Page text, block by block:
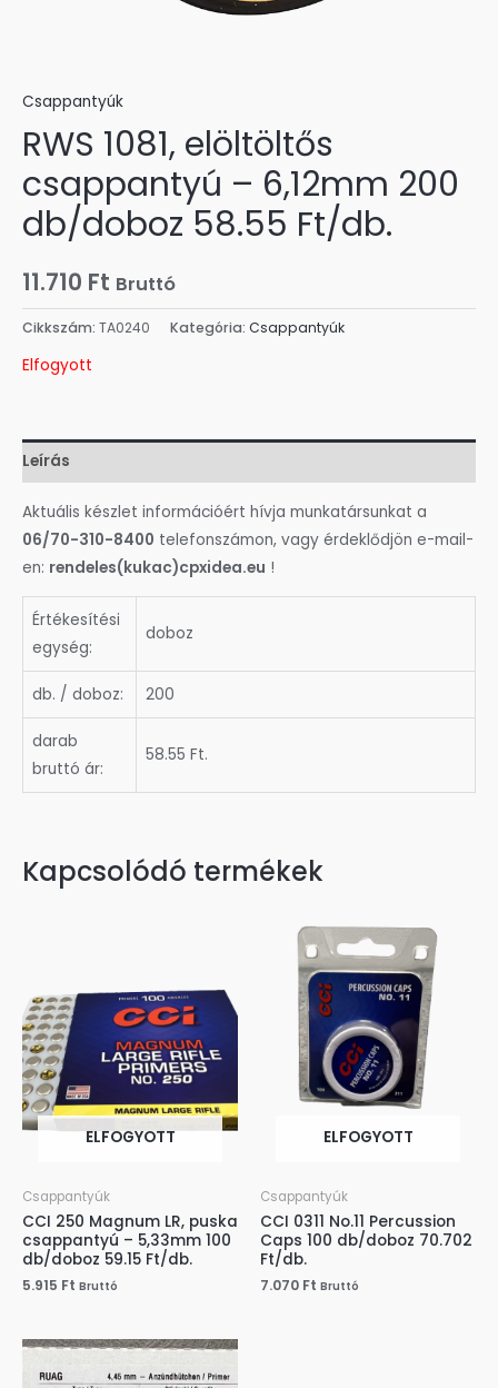
Csappantyúk
RWS 1081, elöltöltős
csappantyú – 6,12mm 200
db/doboz 58.55 Ft/db.
11.710 Ft Bruttó
Cikkszám: TA0240 Kategória: Csappantyúk
Elfogyott
Leírás
Aktuális készlet információért hívja munkatársunkat a
06/70-310-8400 telefonszámon, vagy érdeklődjön e-mail-
en: rendeles(kukac)cpxidea.eu !
Értékesítési
egység:
doboz
db. / doboz: 200
darab
bruttó ár:
58.55 Ft.
Kapcsolódó termékek
ELFOGYOTT
Csappantyúk
CCI 250 Magnum LR, puska
csappantyú – 5,33mm 100
db/doboz 59.15 Ft/db.
5.915 Ft Bruttó
ELFOGYOTT
Csappantyúk
CCI 0311 No.11 Percussion
Caps 100 db/doboz 70.702
Ft/db.
7.070 Ft Bruttó